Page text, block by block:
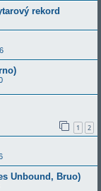
rekord
1 2
Unbound, Bruo)